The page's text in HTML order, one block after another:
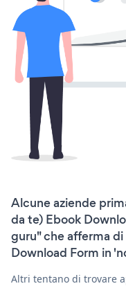
Alcune aziende
da te) Ebook
guru" che afferma
Download Form in
Altri tentano di trovare